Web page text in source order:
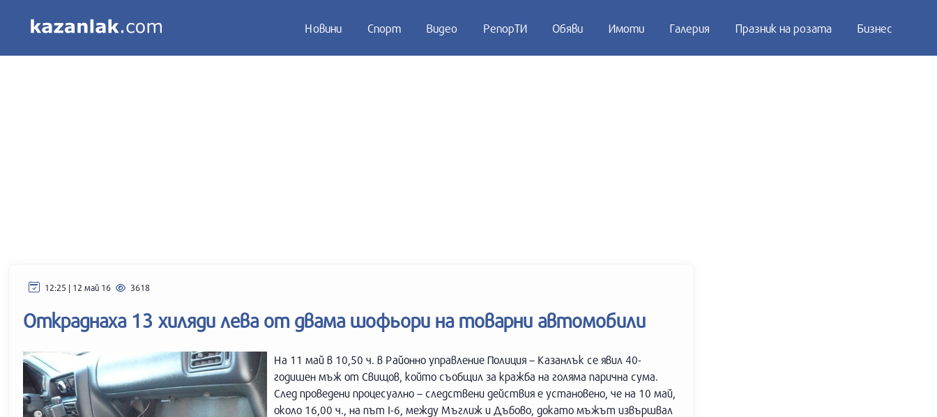
Новини Спорт Видео РепорТИ Обяви Имоти Галерия Празник на розата Бизнес
12:25 | 12 май 16 3618
Откраднаха 13 хиляди лева от двама шофьори на товарни автомобили
На 11 май в 10,50 ч. в Районно управление Полиция – Казанлък се явил 40-
годишен мъж от Свищов, който съобщил за кражба на голяма парична сума.
След проведени процесуално – следствени действия е установено, че на 10 май,
около 16,00 ч., на път І-6, между Мъглиж и Дъбово, докато мъжът извършвал